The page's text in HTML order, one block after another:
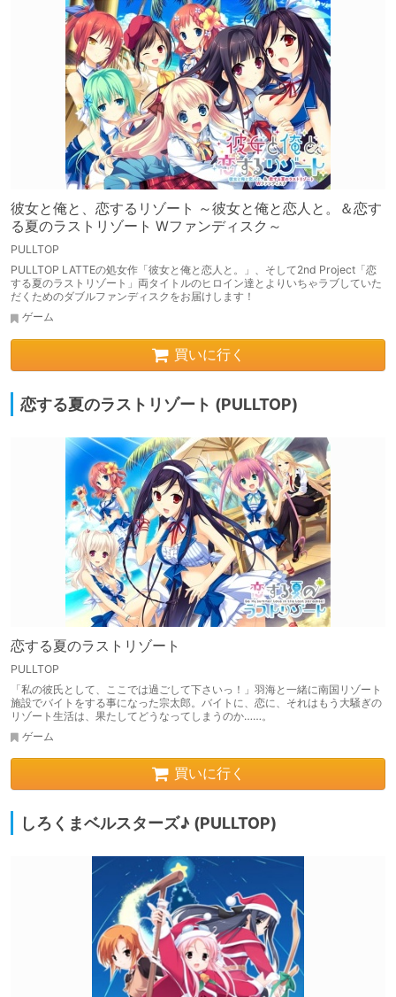
彼女と俺と、恋するリゾート ～彼女と俺と恋人と。＆恋す
る夏のラストリゾート Wファンディスク～
PULLTOP
PULLTOP LATTEの処女作「彼女と俺と恋人と。」、そして2nd Project「恋
する夏のラストリゾート」両タイトルのヒロイン達とよりいちゃラブしていた
だくためのダブルファンディスクをお届けします！
ゲーム
買いに行く
恋する夏のラストリゾート (PULLTOP)
恋する夏のラストリゾート
PULLTOP
「私の彼氏として、ここでは過ごして下さいっ！」羽海と一緒に南国リゾート
施設でバイトをする事になった宗太郎。バイトに、恋に、それはもう大騒ぎの
リゾート生活は、果たしてどうなってしまうのか……。
ゲーム
買いに行く
しろくまベルスターズ♪ (PULLTOP)